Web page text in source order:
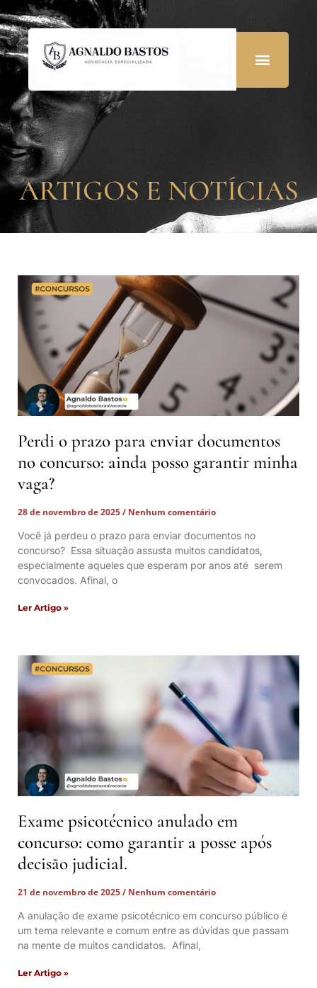
ARTIGOS E NOTÍCIAS
Perdi o prazo para enviar documentos
no concurso: ainda posso garantir minha
vaga?
28 de novembro de 2025
Nenhum comentário
Você já perdeu o prazo para enviar documentos no
concurso? Essa situação assusta muitos candidatos,
especialmente aqueles que esperam por anos até serem
convocados. Afinal, o
Ler Artigo »
Exame psicotécnico anulado em
concurso: como garantir a posse após
decisão judicial.
21 de novembro de 2025
Nenhum comentário
A anulação de exame psicotécnico em concurso público é
um tema relevante e comum entre as dúvidas que passam
na mente de muitos candidatos. Afinal,
Ler Artigo »